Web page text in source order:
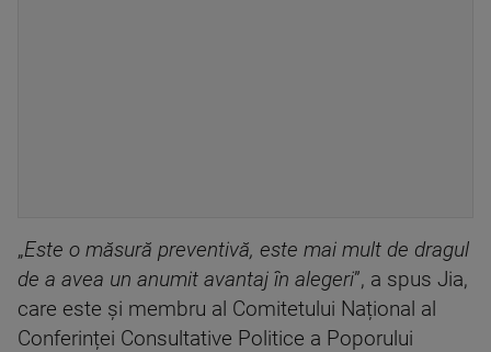
„Este o măsură preventivă, este mai mult de dragul
de a avea un anumit avantaj în alegeri”, a spus Jia,
care este și membru al Comitetului Național al
Conferinței Consultative Politice a Poporului